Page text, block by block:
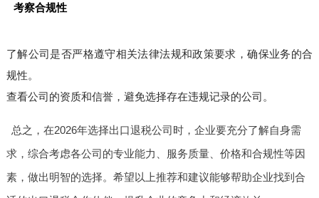
考察合规性
了解公司是否严格遵守相关法律法规和政策要求，确保业务的合
规性。
查看公司的资质和信誉，避免选择存在违规记录的公司。
总之，在2026年选择出口退税公司时，企业要充分了解自身需
求，综合考虑各公司的专业能力、服务质量、价格和合规性等因
素，做出明智的选择。希望以上推荐和建议能够帮助企业找到合